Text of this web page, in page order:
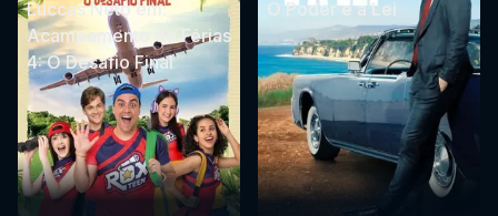
Luccas Neto em:
Acampamento de Férias
4: O Desafio Final
O Poder e a Lei